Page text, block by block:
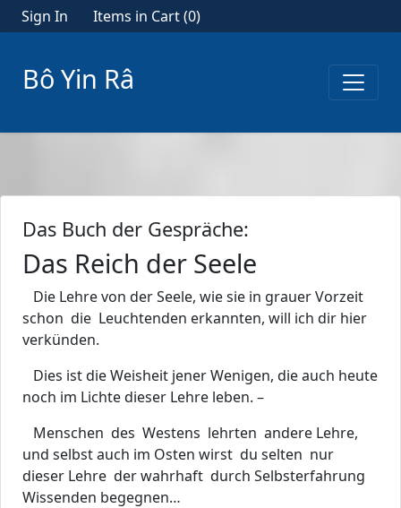
Sign In Items in Cart (0)
Bô Yin Râ
Das Buch der Gespräche:
Das Reich der Seele
Die Lehre von der Seele, wie sie in grauer Vorzeit
schon die Leuchtenden erkannten, will ich dir hier
verkünden.
Dies ist die Weisheit jener Wenigen, die auch heute
noch im Lichte dieser Lehre leben. –
Menschen des Westens lehrten andere Lehre,
und selbst auch im Osten wirst du selten nur
dieser Lehre der wahrhaft durch Selbsterfahrung
Wissenden begegnen…